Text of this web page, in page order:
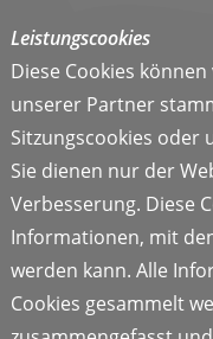
Leistungscookies
Diese Cookies
unserer Partner
Sitzungscookies oder
Sie dienen nur der
Verbesserung. Diese
Informationen, mit
werden kann. Alle
Cookies gesammelt